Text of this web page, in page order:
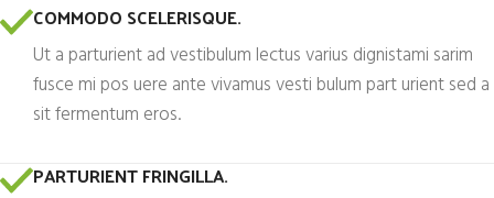
COMMODO SCELERISQUE.
Ut a parturient ad vestibulum lectus varius dignistami sarim
fusce mi pos uere ante vivamus vesti bulum part urient sed a
sit fermentum eros.
PARTURIENT FRINGILLA.